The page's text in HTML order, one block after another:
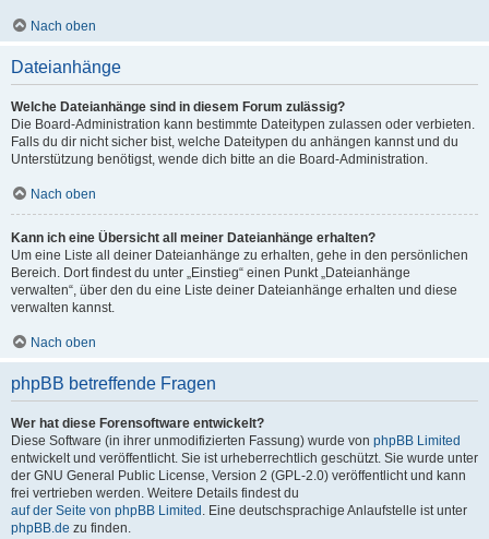
Nach oben
Dateianhänge
Welche Dateianhänge sind in diesem Forum zulässig?
Die Board-Administration kann bestimmte Dateitypen zulassen oder verbieten.
Falls du dir nicht sicher bist, welche Dateitypen du anhängen kannst und du
Unterstützung benötigst, wende dich bitte an die Board-Administration.
Nach oben
Kann ich eine Übersicht all meiner Dateianhänge erhalten?
Um eine Liste all deiner Dateianhänge zu erhalten, gehe in den persönlichen
Bereich. Dort findest du unter „Einstieg“ einen Punkt „Dateianhänge
verwalten“, über den du eine Liste deiner Dateianhänge erhalten und diese
verwalten kannst.
Nach oben
phpBB betreffende Fragen
Wer hat diese Forensoftware entwickelt?
Diese Software (in ihrer unmodifizierten Fassung) wurde von phpBB Limited
entwickelt und veröffentlicht. Sie ist urheberrechtlich geschützt. Sie wurde unter
der GNU General Public License, Version 2 (GPL-2.0) veröffentlicht und kann
frei vertrieben werden. Weitere Details findest du
auf der Seite von phpBB Limited . Eine deutschsprachige Anlaufstelle ist unter
phpBB.de zu finden.